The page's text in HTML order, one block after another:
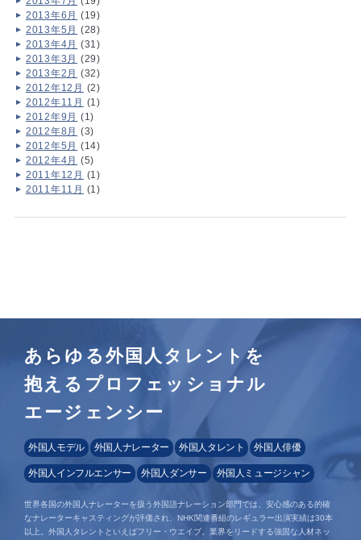
2013年6月 (19)
2013年5月 (28)
2013年4月 (31)
2013年3月 (29)
2013年2月 (32)
2012年12月 (2)
2012年11月 (1)
2012年9月 (1)
2012年8月 (3)
2012年5月 (14)
2012年4月 (5)
2011年12月 (1)
2011年11月 (1)
あらゆる外国人タレントを
抱えるプロフェッショナル
エージェンシー
外国人モデル 外国人ナレーター 外国人タレント 外国人俳優
外国人インフルエンサー 外国人ダンサー 外国人ミュージシャン
世界各国の外国人ナレーターを扱う外国語ナレーション部門では、安心感のある的確
なナレーターキャスティングが評価され、NHK関連番組のレギュラー出演実績は30本
以上。外国人タレントといえばフリー・ウエイブ。業界をリードする強固な人材ネッ